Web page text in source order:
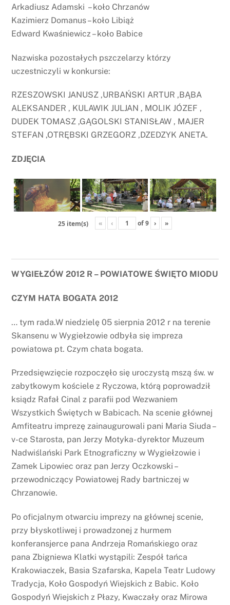
Arkadiusz Adamski – koło Chrzanów
Kazimierz Domanus – koło Libiąż
Edward Kwaśniewicz – koło Babice
Nazwiska pozostałych pszczelarzy którzy
uczestniczyli w konkursie:
RZESZOWSKI JANUSZ ,URBAŃSKI ARTUR ,BĄBA
ALEKSANDER , KULAWIK JULJAN , MOLIK JÓZEF ,
DUDEK TOMASZ ,GĄGOLSKI STANISŁAW , MAJER
STEFAN ,OTRĘBSKI GRZEGORZ ,DZEDZYK ANETA.
ZDJĘCIA
25 item(s) « ‹ of9 › »
WYGIEŁZÓW 2012 R – POWIATOWE ŚWIĘTO MIODU
CZYM HATA BOGATA 2012
… tym rada.W niedzielę 05 sierpnia 2012 r na terenie
Skansenu w Wygiełzowie odbyła się impreza
powiatowa pt. Czym chata bogata.
Przedsięwzięcie rozpoczęło się uroczystą mszą św. w
zabytkowym kościele z Ryczowa, którą poprowadził
ksiądz Rafał Cinal z parafii pod Wezwaniem
Wszystkich Świętych w Babicach. Na scenie głównej
Amfiteatru imprezę zainaugurowali pani Maria Siuda –
v-ce Starosta, pan Jerzy Motyka- dyrektor Muzeum
Nadwiślański Park Etnograficzny w Wygiełzowie i
Zamek Lipowiec oraz pan Jerzy Oczkowski –
przewodniczący Powiatowej Rady bartniczej w
Chrzanowie.
Po oficjalnym otwarciu imprezy na głównej scenie,
przy błyskotliwej i prowadzonej z hurmem
konferansjerce pana Andrzeja Romańskiego oraz
pana Zbigniewa Klatki wystąpili: Zespół tańca
Krakowiaczek, Basia Szafarska, Kapela Teatr Ludowy
Tradycja, Koło Gospodyń Wiejskich z Babic. Koło
Gospodyń Wiejskich z Płazy, Kwaczały oraz Mirowa